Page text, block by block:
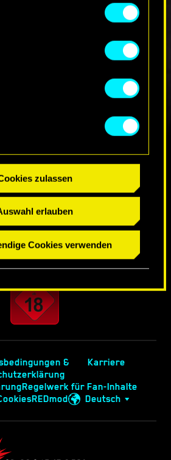
allerdings deine Zustimmung.
Nutzung von Cookies
Menü „Einstellungen“, wo du,
ändern kannst.
zulassen
erlauben
Cookies verwenden
FINDE UNS AUF
&
Karriere
Regelwerk für Fan-Inhalte
REDmod Deutsch